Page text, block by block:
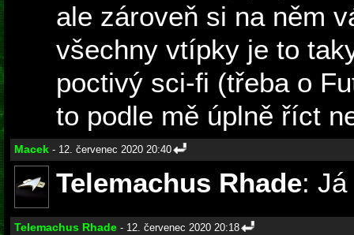
ale zároveň si na něm
všechny vtípky je to
poctivý sci-fi (třeba o
to podle mě úplně říct
Macek - 12. červenec 2020 20:40
Telemachus Rhade:
Telemachus Rhade - 12. červenec 2020 20:18